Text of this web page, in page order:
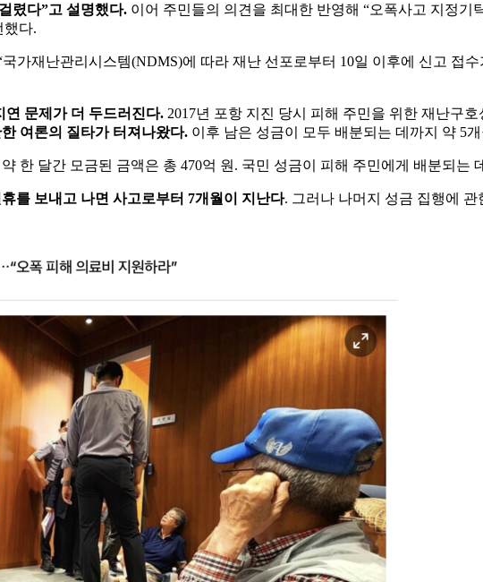
렸다”고 설명했다. 이어 주민들의 의견을 최대한 반영해 “오폭사고 지정기
했다.
가재난관리시스템(NDMS)에 따라 재난 선포로부터 10일 이후에 신고 접
연 문제가 더 두드러진다. 2017년 포항 지진 당시 피해 주민을 위한 재난구
여론의 질타가 터져나왔다. 이후 남은 성금이 모두 배분되는 데까지 약 5
한 달간 모금된 금액은 총 470억 원. 국민 성금이 피해 주민에게 배분되는
를 보내고 나면 사고로부터 7개월이 지난다. 그러나 나머지 성금 집행에